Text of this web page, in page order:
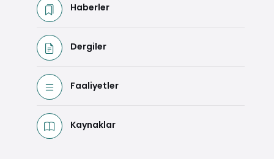
Haberler
Dergiler
Faaliyetler
Kaynaklar